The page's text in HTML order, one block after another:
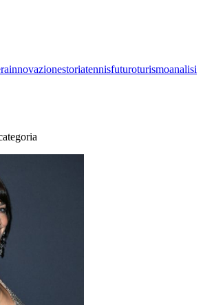
innovazionestoriatennisfuturoturismoanalisi